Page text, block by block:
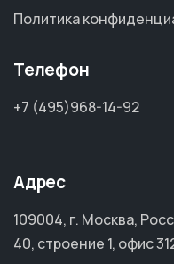
Политика
Телефон
+7 (495)968-14-92
Адрес
109004, г. Москва,
40, строение 1, офис